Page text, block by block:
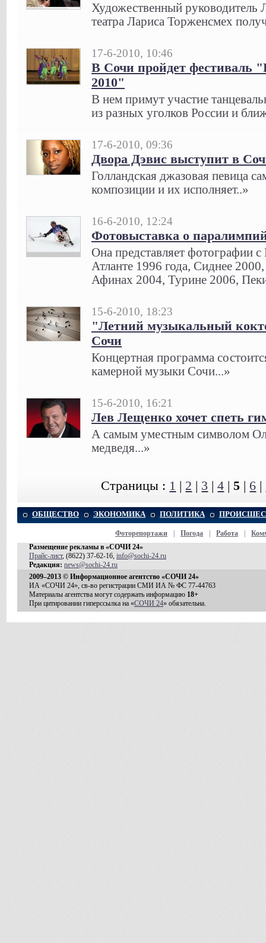
Художественный руководитель
театра Лариса Торженсмех
17-6-2010, 10:46
В Сочи пройдет фестиваль
2010"
В нем примут участие
из разных уголков России и
17-6-2010, 09:36
Двора Дэвис выступит в
Голландская джазовая певица
композиции и их исполняет..»
16-6-2010, 12:24
Фотовыставка о
Она представляет фотографии
Атланте 1996 года, Сиднее
Афинах 2004, Турине 2006,
15-6-2010, 18:23
"Летний музыкальный
Сочи
Концертная программа
камерной музыки Сочи...»
15-6-2010, 16:21
Лев Лещенко хочет спеть
А самым уместным символом
медведя...»
Страницы : 1 | 2 | 3 |4 |5 | 6 |
ОБЩЕСТВО ЭКОНОМИКА ПОЛИТИКА
Фоторепортажи Погода Работа
Размещение рекламы в «СОЧИ 24»
Прайс-лист, (8622) 37-62-16, info@sochi-24.ru
Редакция: news@sochi-24.ru
2009–2013 © Информационное агентство «СОЧИ 24»
ИА «СОЧИ 24», св-во регистрации СМИ ИА № ФС 77-44763
Материалы агентства могут содержать информацию 18+
При цитировании гиперссылка на «СОЧИ 24» обязательна.